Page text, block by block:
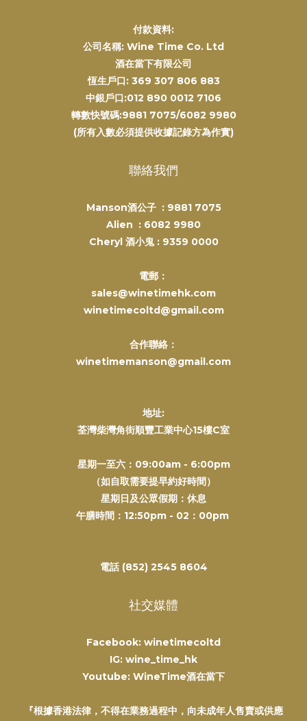
付款資料:
公司名稱: Wine Time Co. Ltd
酒在當下有限公司
恆生戶口: 369 307 806 883
中銀戶口:012 890 0012 7106
轉數快號碼:9881 7075/6082 9980
(所有入數必須提供收據記錄方為作實)
聯絡我們
Manson酒公子 : 9881 7075
Alien : 6082 9980
Cheryl 酒小鬼 : 9359 0000
電郵：
sales@winetimehk.com
winetimecoltd@gmail.com
合作聯絡：
winetimemanson@gmail.com
地址:
荃灣柴灣角街順豐工業中心15樓C室
星期一至六：09:00am - 6:00pm
（如自取需要提早約好時間）
星期日及公眾假期：休息
午膳時間：12:50pm - 02：00pm
電話 (852) 2545 8604
社交媒體
Facebook: winetimecoltd
IG: wine_time_hk
Youtube: WineTime酒在當下
『根據香港法律，不得在業務過程中，向未成年人售賣或供應